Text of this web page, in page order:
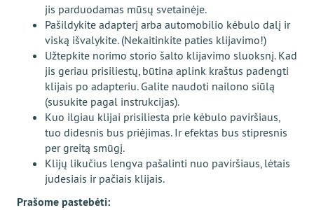
jis parduodamas mūsų svetainėje.
Pašildykite adapterį arba automobilio kėbulo dalį ir
viską išvalykite. (Nekaitinkite paties klijavimo!)
Užtepkite norimo storio šalto klijavimo sluoksnį. Kad
jis geriau prisiliestų, būtina aplink kraštus padengti
klijais po adapteriu. Galite naudoti nailono siūlą
(susukite pagal instrukcijas).
Kuo ilgiau klijai prisiliesta prie kėbulo paviršiaus,
tuo didesnis bus priėjimas. Ir efektas bus stipresnis
per greitą smūgį.
Klijų likučius lengva pašalinti nuo paviršiaus, lėtais
judesiais ir pačiais klijais.
Prašome pastebėti: